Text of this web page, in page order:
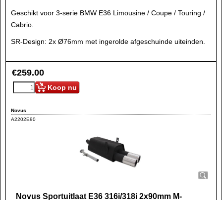
Geschikt voor 3-serie BMW E36 Limousine / Coupe / Touring /
Cabrio.
SR-Design: 2x Ø76mm met ingerolde afgeschuinde uiteinden.
€259.00
Koop nu
Novus
A2202E90
Novus Sportuitlaat E36 316i/318i 2x90mm M-